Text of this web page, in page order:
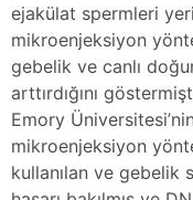
ejakülat spermleri
mikroenjeksiyon
gebelik ve canlı
arttırdığını
Emory
mikroenjeksiyon
kullanılan ve gebelik